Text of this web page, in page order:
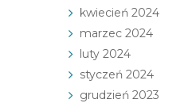
kwiecień 2024
marzec 2024
luty 2024
styczeń 2024
grudzień 2023